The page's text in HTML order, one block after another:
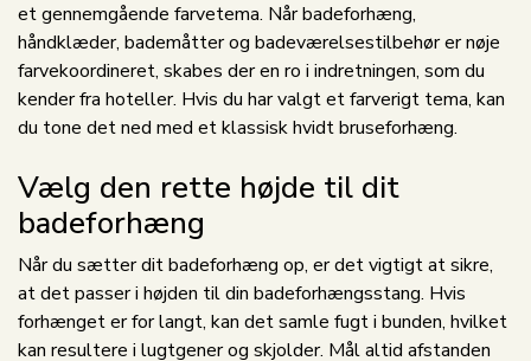
et gennemgående farvetema. Når badeforhæng,
håndklæder, bademåtter og badeværelsestilbehør er nøje
farvekoordineret, skabes der en ro i indretningen, som du
kender fra hoteller. Hvis du har valgt et farverigt tema, kan
du tone det ned med et klassisk hvidt bruseforhæng.
Vælg den rette højde til dit
badeforhæng
Når du sætter dit badeforhæng op, er det vigtigt at sikre,
at det passer i højden til din badeforhængsstang. Hvis
forhænget er for langt, kan det samle fugt i bunden, hvilket
kan resultere i lugtgener og skjolder. Mål altid afstanden